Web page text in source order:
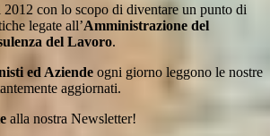
2012 con lo scopo di diventare un punto di
legate all’Amministrazione del
del Lavoro.
ed Aziende ogni giorno leggono le nostre
aggiornati.
alla nostra Newsletter!